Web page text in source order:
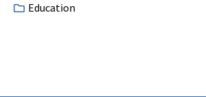
Education